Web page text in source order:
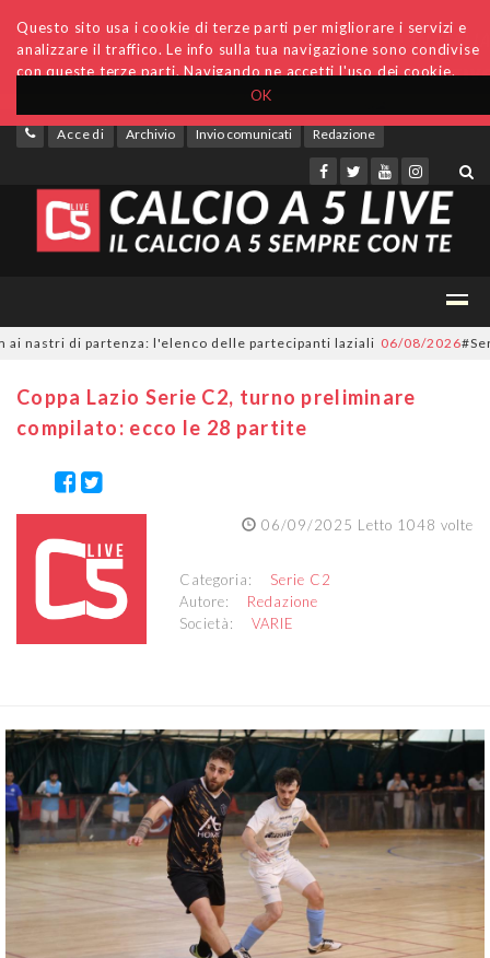
OK
Questo sito usa i cookie di terze parti per migliorare i servizi e
analizzare il traffico. Le info sulla tua navigazione sono condivise
con queste terze parti. Navigando ne accetti l'uso dei cookie.
Accedi Archivio Invio comunicati Redazione
di partenza: l'elenco delle partecipanti laziali 06/08/2026
Coppa Lazio Serie C2, turno preliminare
compilato: ecco le 28 partite
06/09/2025 Letto 1048 volte
Categoria: Serie C2
Autore: Redazione
Società:VARIE